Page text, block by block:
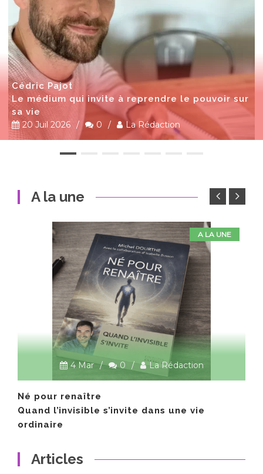
Cédric Pajot
Le médium qui invite à reprendre le pouvoir sur
sa vie
20 Juil 2026 / 0 / La Rédaction
A la une
A LA UNE
4 Mar / 0 / La Rédaction
Né pour renaître
Quand l’invisible s’invite dans une vie
ordinaire
Articles